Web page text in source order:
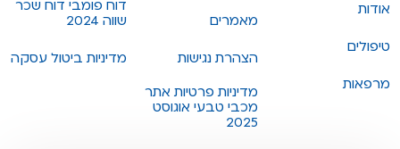
אודות
טיפולים
מרפאות
מאמרים
הצהרת נגישות
מדיניות פרטיות אתר
מכבי טבעי אוגוסט
2025
דוח פומבי דוח שכר
שווה 2024
מדיניות ביטול עסקה